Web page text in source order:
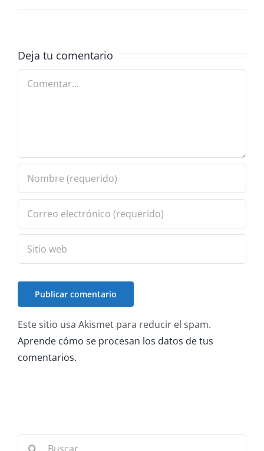
Deja tu comentario
Comentar
Este sitio usa Akismet para reducir el spam.
Aprende cómo se procesan los datos de tus
comentarios.
Buscar: